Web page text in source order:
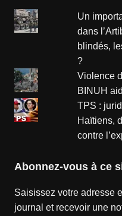
Un
dans
blindés,
?
Violence
BINUH
TPS :
Haïtiens,
contre
Abonnez-vous à ce
Saisissez votre adresse
journal et recevoir une